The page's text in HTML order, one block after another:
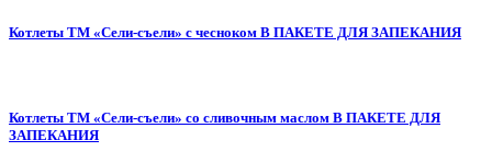
Котлеты ТМ «Сели-съели» с чесноком В ПАКЕТЕ ДЛЯ ЗАПЕКАНИЯ
Котлеты ТМ «Сели-съели» со сливочным маслом В ПАКЕТЕ ДЛЯ
ЗАПЕКАНИЯ